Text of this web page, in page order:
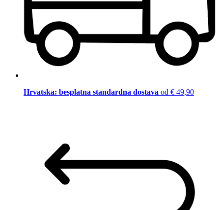
Hrvatska: besplatna standardna dostava od € 49,90